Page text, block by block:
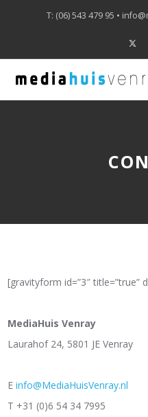
T: (06) 543 479 95 •
[gravityform id=”3″ title=”true”
MediaHuis Venray
Laurahof 24, 5801 JE Venray
Einfo@MediaHuisVenray.nl
T +31 (0)6 54 34 7995